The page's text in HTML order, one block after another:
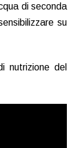
di seconda
su
nutrizione del